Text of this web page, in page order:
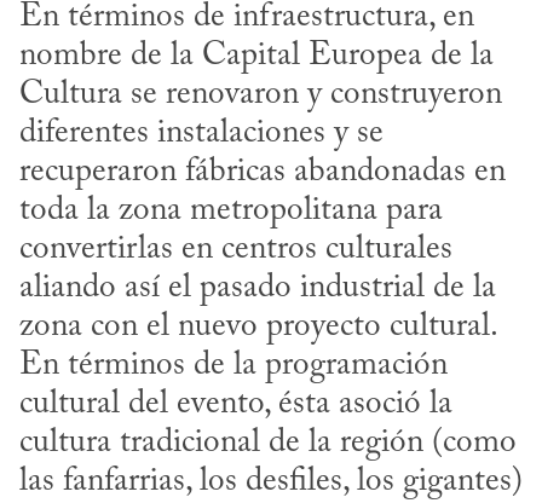
En términos de infraestructura, en
nombre de la Capital Europea de la
Cultura se renovaron y construyeron
diferentes instalaciones y se
recuperaron fábricas abandonadas en
toda la zona metropolitana para
convertirlas en centros culturales
aliando así el pasado industrial de la
zona con el nuevo proyecto cultural.
En términos de la programación
cultural del evento, ésta asoció la
cultura tradicional de la región (como
las fanfarrias, los desfiles, los gigantes)